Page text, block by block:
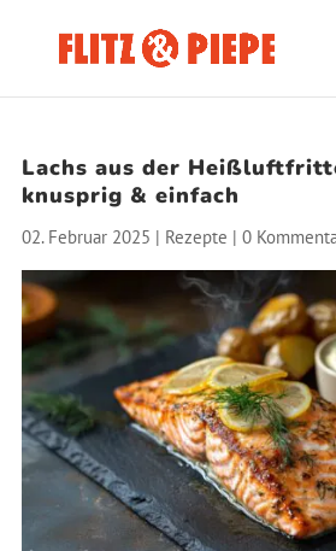
Lachs aus der
knusprig & einfach
02. Februar 2025 | Rezepte | 0